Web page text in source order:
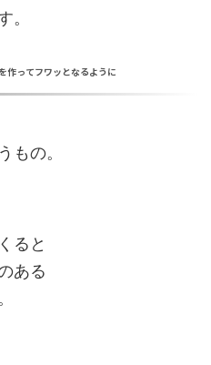
。
作ってフワッとなるように
もの。
ると
ある